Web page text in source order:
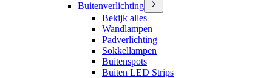
Buitenverlichting
Bekijk alles
Wandlampen
Padverlichting
Sokkellampen
Buitenspots
Buiten LED Strips